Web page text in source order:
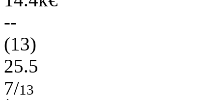
--
(13)
25.5
7/13